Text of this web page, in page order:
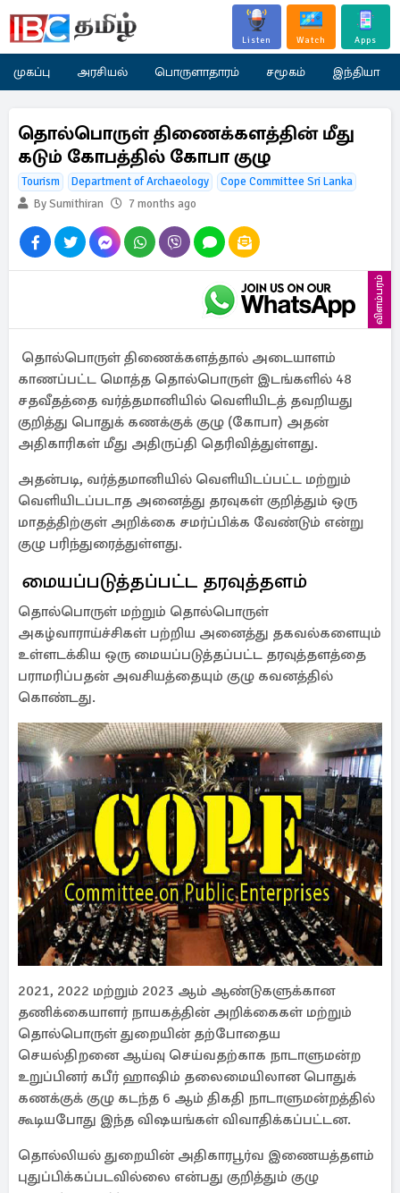
Listen Watch Apps
முகப்பு அரசியல் பொருளாதாரம் சமூகம் இந்தியா
தொல்பொருள் திணைக்களத்தின் மீது
கடும் கோபத்தில் கோபா குழு
Tourism Department of Archaeology
Cope Committee Sri Lanka
By Sumithiran
7 months ago
விளம்பரம்
தொல்பொருள் திணைக்களத்தால் அடையாளம்
காணப்பட்ட மொத்த தொல்பொருள் இடங்களில் 48
சதவீதத்தை வர்த்தமானியில் வெளியிடத் தவறியது
குறித்து பொதுக் கணக்குக் குழு (கோபா) அதன்
அதிகாரிகள் மீது அதிருப்தி தெரிவித்துள்ளது.
அதன்படி, வர்த்தமானியில் வெளியிடப்பட்ட மற்றும்
வெளியிடப்படாத அனைத்து தரவுகள் குறித்தும் ஒரு
மாதத்திற்குள் அறிக்கை சமர்ப்பிக்க வேண்டும் என்று
குழு பரிந்துரைத்துள்ளது.
மையப்படுத்தப்பட்ட தரவுத்தளம்
தொல்பொருள் மற்றும் தொல்பொருள்
அகழ்வாராய்ச்சிகள் பற்றிய அனைத்து தகவல்களையும்
உள்ளடக்கிய ஒரு மையப்படுத்தப்பட்ட தரவுத்தளத்தை
பராமரிப்பதன் அவசியத்தையும் குழு கவனத்தில்
கொண்டது.
2021, 2022 மற்றும் 2023 ஆம் ஆண்டுகளுக்கான
தணிக்கையாளர் நாயகத்தின் அறிக்கைகள் மற்றும்
தொல்பொருள் துறையின் தற்போதைய
செயல்திறனை ஆய்வு செய்வதற்காக நாடாளுமன்ற
உறுப்பினர் கபீர் ஹாஷிம் தலைமையிலான பொதுக்
கணக்குக் குழு கடந்த 6 ஆம் திகதி நாடாளுமன்றத்தில்
கூடியபோது இந்த விஷயங்கள் விவாதிக்கப்பட்டன.
தொல்லியல் துறையின் அதிகாரபூர்வ இணையத்தளம்
புதுப்பிக்கப்படவில்லை என்பது குறித்தும் குழு